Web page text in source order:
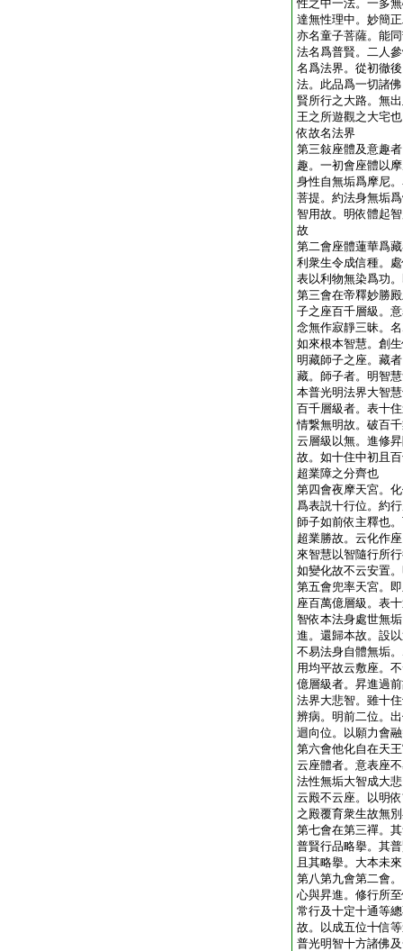
性之中一法。一多
達無性理中。妙簡
亦名童子菩薩。能
法名爲普賢。二人
名爲法界。從初徹
法。此品爲一切諸
賢所行之大路。無
王之所遊觀之大宅
依故名法界
第三敍座體及意趣
趣。一初會座體以
身性自無垢爲摩尼
菩提。約法身無垢
智用故。明依體起
故
第二會座體蓮華爲
利衆生令成信種。
表以利物無染爲功
第三會在帝釋妙勝
子之座百千層級。
念無作寂靜三昧。
如來根本智慧。創
明藏師子之座。藏
藏。師子者。明智
本普光明法界大智
百千層級者。表十
情繋無明故。破百
云層級以無。進修
故。如十住中初且
超業障之分齊也
第四會夜摩天宮。
爲表説十行位。約
師子如前依主釋也
超業勝故。云化作
來智慧以智隨行所
如變化故不云安置
第五會兜率天宮。
座百萬億層級。表
智依本法身處世無
進。還歸本故。設
不易法身自體無垢
用均平故云敷座。
億層級者。昇進過
法界大悲智。雖十
辨病。明前二位。
迴向位。以願力會
第六會他化自在天
云座體者。意表座
法性無垢大智成大
云殿不云座。以明
之殿覆育衆生故無
第七會在第三禪。
普賢行品略擧。其
且其略擧。大本未
第八第九會第二會
心與昇進。修行所
常行及十定十通等
故。以成五位十信
普光明智十方諸佛